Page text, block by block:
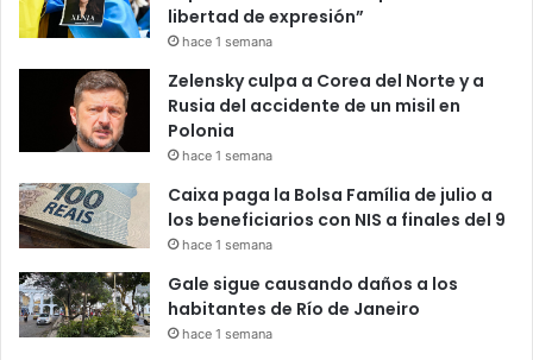
libertad de expresión”
hace 1 semana
Zelensky culpa a Corea del Norte y a
Rusia del accidente de un misil en
Polonia
hace 1 semana
Caixa paga la Bolsa Família de julio a
los beneficiarios con NIS a finales del 9
hace 1 semana
Gale sigue causando daños a los
habitantes de Río de Janeiro
hace 1 semana